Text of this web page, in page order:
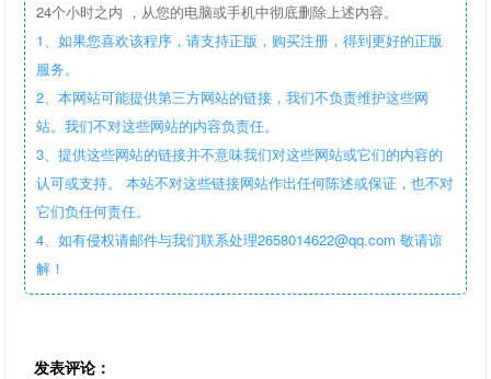
24个小时之内 ，从您的电脑或手机中彻底删除上述内容。
1、如果您喜欢该程序，请支持正版，购买注册，得到更好的正版
服务。
2、本网站可能提供第三方网站的链接，我们不负责维护这些网
站。我们不对这些网站的内容负责任。
3、提供这些网站的链接并不意味我们对这些网站或它们的内容的
认可或支持。 本站不对这些链接网站作出任何陈述或保证，也不对
它们负任何责任。
4、如有侵权请邮件与我们联系处理2658014622@qq.com 敬请谅
解！
发表评论：